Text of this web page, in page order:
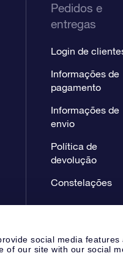
social media features
of our site with our social
Pedidos e
entregas
Login de
Informações de
pagamento
Informações de
envio
Política de
devolução
Constelações